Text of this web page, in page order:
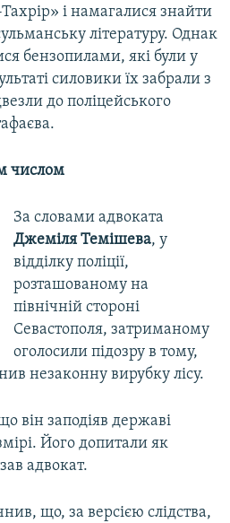
і намагалися знайти
літературу. Однак
бензопилами, які були у
силовики їх забрали з
до поліцейського
числом
За словами адвоката
Джеміля Темішева, у
відділку поліції,
розташованому на
північній стороні
Севастополя, затриманому
оголосили підозру в тому,
незаконну вирубку лісу.
він заподіяв державі
Його допитали як
адвокат.
що, за версією слідства,